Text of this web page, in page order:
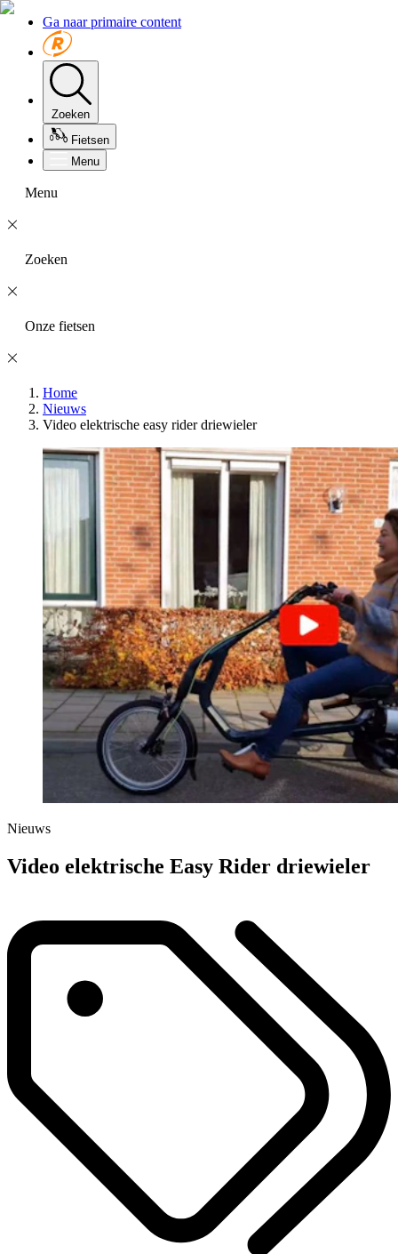
Ga naar primaire content
Zoeken
Fietsen
Menu
Menu
Zoeken
Onze fietsen
Home
Nieuws
Video elektrische easy rider driewieler
Nieuws
Video elektrische Easy Rider driewieler